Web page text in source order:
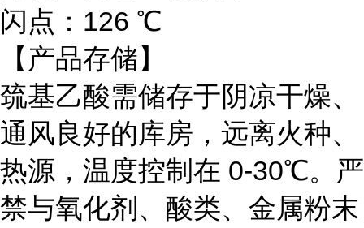
闪点：126 ℃
【产品存储】
巯基乙酸需储存于阴凉干燥、
通风良好的库房，远离火种、
热源，温度控制在 0-30℃。严
禁与氧化剂、酸类、金属粉末